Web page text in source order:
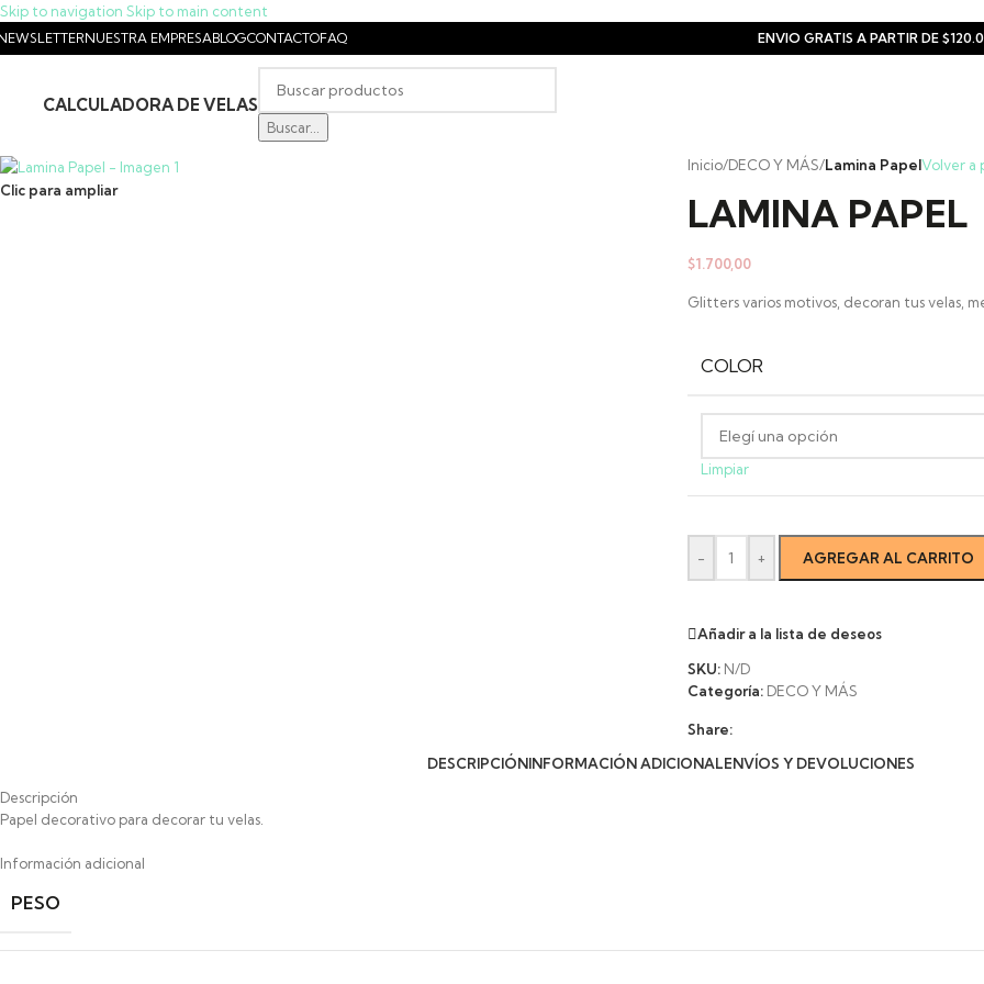
Skip to navigation Skip to main content
NUESTRA EMPRESABLOGCONTACTOFAQ ENVIO GRATIS A PARTIR DE
CALCULADORA DE VELAS
Buscar...
Clic para ampliar
Inicio/DECO Y MÁS/Lamina PapelVolver a
LAMINA PAPEL
$1.700,00
Glitters varios motivos, decoran tus velas,
COLOR
Limpiar
- + AGREGAR AL CARRITO
Añadir a la lista de deseos
SKU: N/D
Categoría: DECO Y MÁS
Share:
DESCRIPCIÓNINFORMACIÓN ADICIONALENVÍOS Y DEVOLUCIONES
Descripción
Papel decorativo para decorar tu velas.
Información adicional
PESO